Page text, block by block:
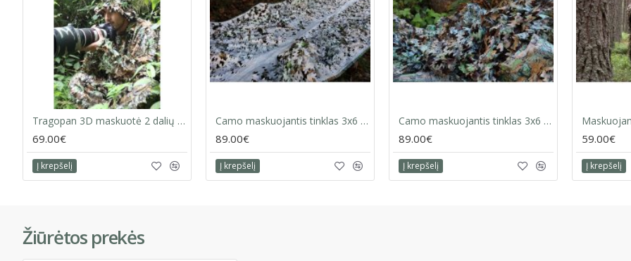
Tragopan 3D maskuotė 2 dalių kostiumas: S–L
69.00€
Į krepšelį
Camo maskuojantis tinklas 3x6 m sniegas
89.00€
Į krepšelį
Camo maskuojantis tinklas 3x6 m ruduo
89.00€
Į krepšelį
59.00€
Į krepšelį
Žiūrėtos prekės